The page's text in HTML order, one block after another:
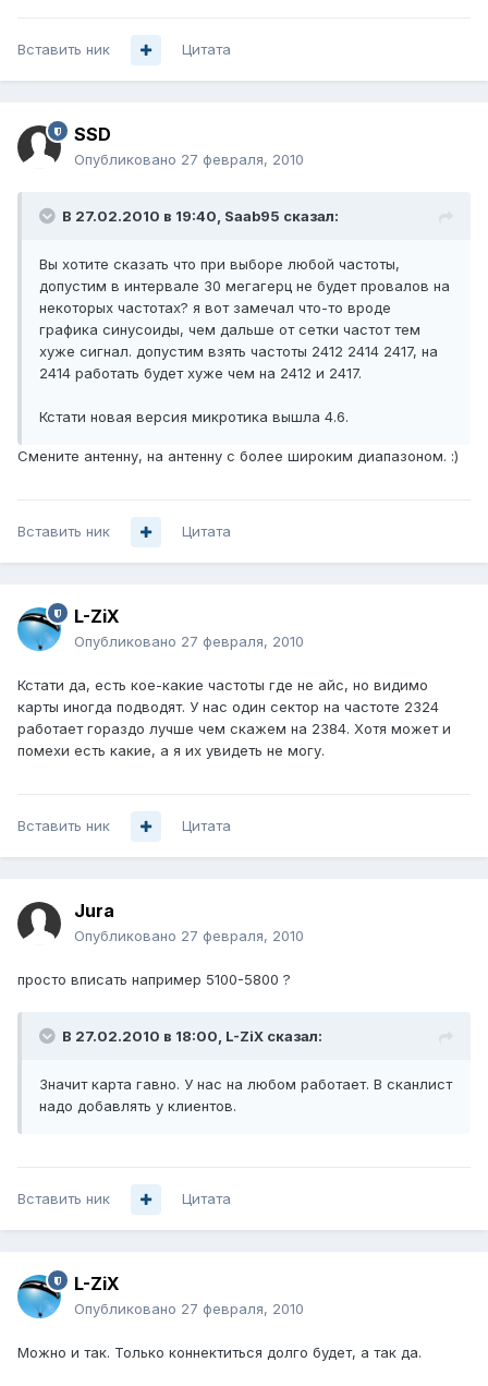
Вставить ник Цитата
SSD
Опубликовано 27 февраля, 2010
В 27.02.2010 в 19:40, Saab95 сказал:
Вы хотите сказать что при выборе любой частоты,
допустим в интервале 30 мегагерц не будет провалов на
некоторых частотах? я вот замечал что-то вроде
графика синусоиды, чем дальше от сетки частот тем
хуже сигнал. допустим взять частоты 2412 2414 2417, на
2414 работать будет хуже чем на 2412 и 2417.
Кстати новая версия микротика вышла 4.6.
Смените антенну, на антенну с более широким диапазоном. :)
Вставить ник Цитата
L-ZiX
Опубликовано 27 февраля, 2010
Кстати да, есть кое-какие частоты где не айс, но видимо
карты иногда подводят. У нас один сектор на частоте 2324
работает гораздо лучше чем скажем на 2384. Хотя может и
помехи есть какие, а я их увидеть не могу.
Вставить ник Цитата
Jura
Опубликовано 27 февраля, 2010
просто вписать например 5100-5800 ?
В 27.02.2010 в 18:00, L-ZiX сказал:
Значит карта гавно. У нас на любом работает. В сканлист
надо добавлять у клиентов.
Вставить ник Цитата
L-ZiX
Опубликовано 27 февраля, 2010
Можно и так. Только коннектиться долго будет, а так да.